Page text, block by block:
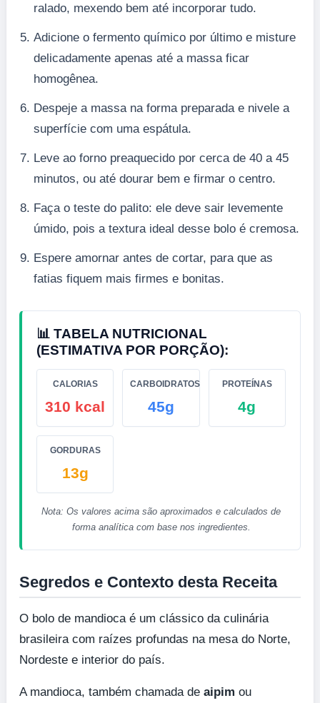
ralado, mexendo bem até incorporar tudo.
Adicione o fermento químico por último e misture
delicadamente apenas até a massa ficar
homogênea.
Despeje a massa na forma preparada e nivele a
superfície com uma espátula.
Leve ao forno preaquecido por cerca de 40 a 45
minutos, ou até dourar bem e firmar o centro.
Faça o teste do palito: ele deve sair levemente
úmido, pois a textura ideal desse bolo é cremosa.
Espere amornar antes de cortar, para que as
fatias fiquem mais firmes e bonitas.
📊 TABELA NUTRICIONAL
(ESTIMATIVA POR PORÇÃO):
CALORIAS
310 kcal
CARBOIDRATOS
45g
PROTEÍNAS
4g
GORDURAS
13g
Nota: Os valores acima são aproximados e calculados de
forma analítica com base nos ingredientes.
Segredos e Contexto desta Receita
O bolo de mandioca é um clássico da culinária
brasileira com raízes profundas na mesa do Norte,
Nordeste e interior do país.
A mandioca, também chamada de aipim ou